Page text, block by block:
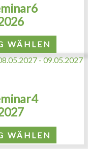
WÄHLEN
WÄHLEN